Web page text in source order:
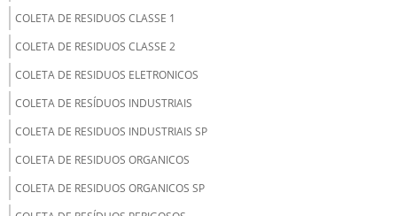
COLETA DE RESIDUOS CLASSE 1
COLETA DE RESIDUOS CLASSE 2
COLETA DE RESIDUOS ELETRONICOS
COLETA DE RESÍDUOS INDUSTRIAIS
COLETA DE RESIDUOS INDUSTRIAIS SP
COLETA DE RESIDUOS ORGANICOS
COLETA DE RESIDUOS ORGANICOS SP